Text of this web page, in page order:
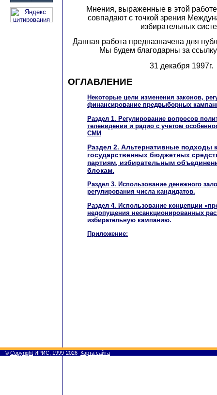
Мнения, выраженные в этой
совпадают с точкой зрения
избирательных
Данная работа предназначена для
Мы будем благодарны за ссылку
31 декабря 1997г.
ОГЛАВЛЕНИЕ
Некоторые цели изменения законов,
финансирование предвыборных
Раздел 1. Регулирование вопросов
телевидении и радио с учетом
СМИ
Раздел 2. Альтернативные подходы
государственных бюджетных
партиям, избирательным
блокам.
Раздел 3. Использование денежного
регулирования числа кандидатов.
Раздел 4. Использование концепции
недопущения несанкционированных
избирательную кампанию.
Приложение:
© Copyright ИРИС, 1999-2026 Карта сайта